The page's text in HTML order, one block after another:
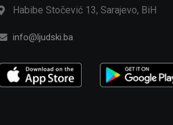
Habibe Stočević 13, Sarajevo, BiH
info@ljudski.ba